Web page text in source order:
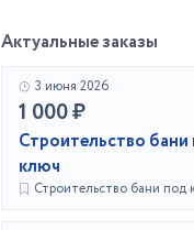
Актуальные заказы
3 июня 2026
1 000 ₽
Строительство
ключ
Строительство бани под